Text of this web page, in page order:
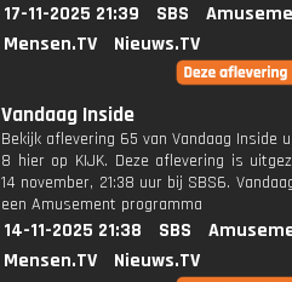
17-11-2025 21:39 SBS
Mensen.TV
Nieuws.TV
Vandaag Inside
Bekijk aflevering 65 van Vandaag Inside
8 hier op KIJK. Deze aflevering is
14 november, 21:38 uur bij SBS6.
een Amusement programma
14-11-2025 21:38 SBS
Mensen.TV
Nieuws.TV